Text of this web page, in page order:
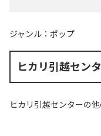
ジャンル： ポップ
ヒカリ引越セン
ヒカリ引越センターの